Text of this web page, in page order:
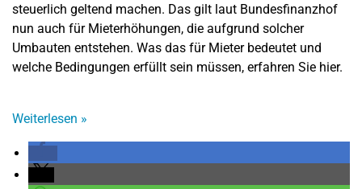
steuerlich geltend machen. Das gilt laut Bundesfinanzhof
nun auch für Mieterhöhungen, die aufgrund solcher
Umbauten entstehen. Was das für Mieter bedeutet und
welche Bedingungen erfüllt sein müssen, erfahren Sie hier.
Weiterlesen »